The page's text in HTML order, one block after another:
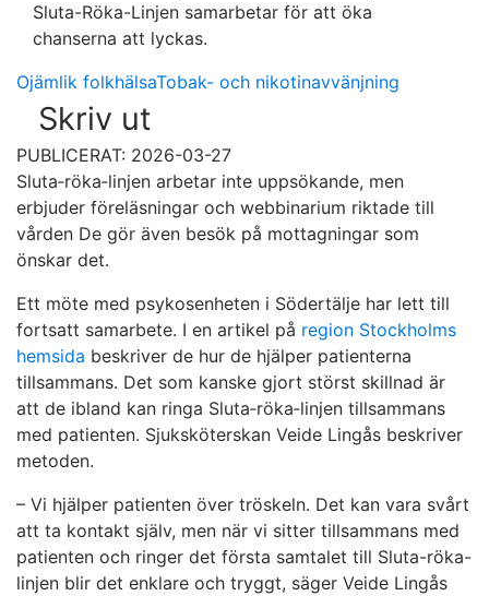
Sluta-Röka-Linjen samarbetar för att öka
chanserna att lyckas.
Ojämlik folkhälsaTobak- och nikotinavvänjning
Skriv ut
PUBLICERAT: 2026-03-27
Sluta‑röka‑linjen arbetar inte uppsökande, men
erbjuder föreläsningar och webbinarium riktade till
vården De gör även besök på mottagningar som
önskar det.
Ett möte med psykosenheten i Södertälje har lett till
fortsatt samarbete. I en artikel på region Stockholms
hemsida beskriver de hur de hjälper patienterna
tillsammans. Det som kanske gjort störst skillnad är
att de ibland kan ringa Sluta‑röka‑linjen tillsammans
med patienten. Sjuksköterskan Veide Lingås beskriver
metoden.
– Vi hjälper patienten över tröskeln. Det kan vara svårt
att ta kontakt själv, men när vi sitter tillsammans med
patienten och ringer det första samtalet till Sluta-röka-
linjen blir det enklare och tryggt, säger Veide Lingås